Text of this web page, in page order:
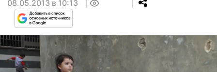
08.05.2013 в 10:13